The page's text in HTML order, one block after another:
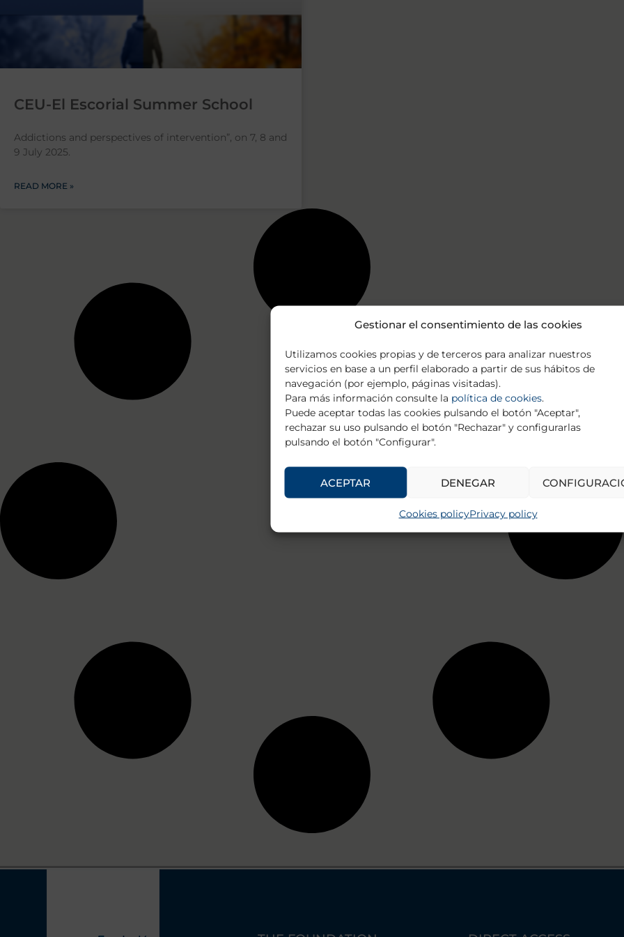
Gestionar el consentimiento de las cookies
Utilizamos cookies propias y de terceros para analizar nuestros
servicios en base a un perfil elaborado a partir de sus hábitos de
navegación (por ejemplo, páginas visitadas).
Para más información consulte la política de cookies.
Puede aceptar todas las cookies pulsando el botón "Aceptar",
rechazar su uso pulsando el botón "Rechazar" y configurarlas
pulsando el botón "Configurar".
ACEPTAR DENEGAR
Cookies policyPrivacy policy
CEU-El Escorial Summer School
Addictions and perspectives of intervention”, on 7, 8 and
9 July 2025.
READ MORE »